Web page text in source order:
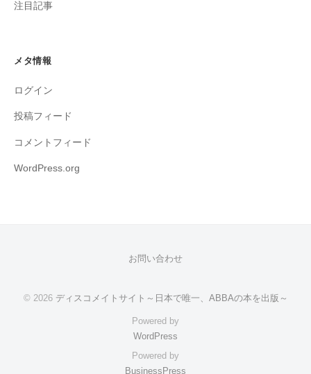
注目記事
メタ情報
ログイン
投稿フィード
コメントフィード
WordPress.org
お問い合わせ
© 2026 ディスコメイトサイト～日本で唯一、ABBAの本を出版～
Powered by
WordPress
Powered by
BusinessPress